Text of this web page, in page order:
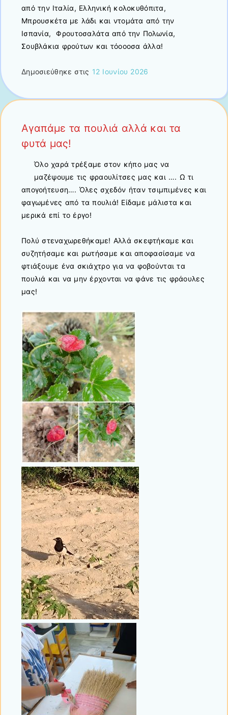
από την Ιταλία, Ελληνική κολοκυθόπιτα,
Μπρουσκέτα με λάδι και ντομάτα από την
Ισπανία, Φρουτοσαλάτα από την Πολωνία,
Σουβλάκια φρούτων και τόοοοσα άλλα!
Δημοσιεύθηκε στις 12 Ιουνίου 2026
Αγαπάμε τα πουλιά αλλά και τα
φυτά μας!
Όλο χαρά τρέξαμε στον κήπο μας να
μαζέψουμε τις φραουλίτσες μας και …. Ω τι
απογοήτευση…. Όλες σχεδόν ήταν τσιμπιμένες και
φαγωμένες από τα πουλιά! Είδαμε μάλιστα και
μερικά επί το έργο!
Πολύ στεναχωρεθήκαμε! Αλλά σκεφτήκαμε και
συζητήσαμε και ρωτήσαμε και αποφασίσαμε να
φτιάξουμε ένα σκιάχτρο για να φοβούνται τα
πουλιά και να μην έρχονται να φάνε τις φράουλες
μας!